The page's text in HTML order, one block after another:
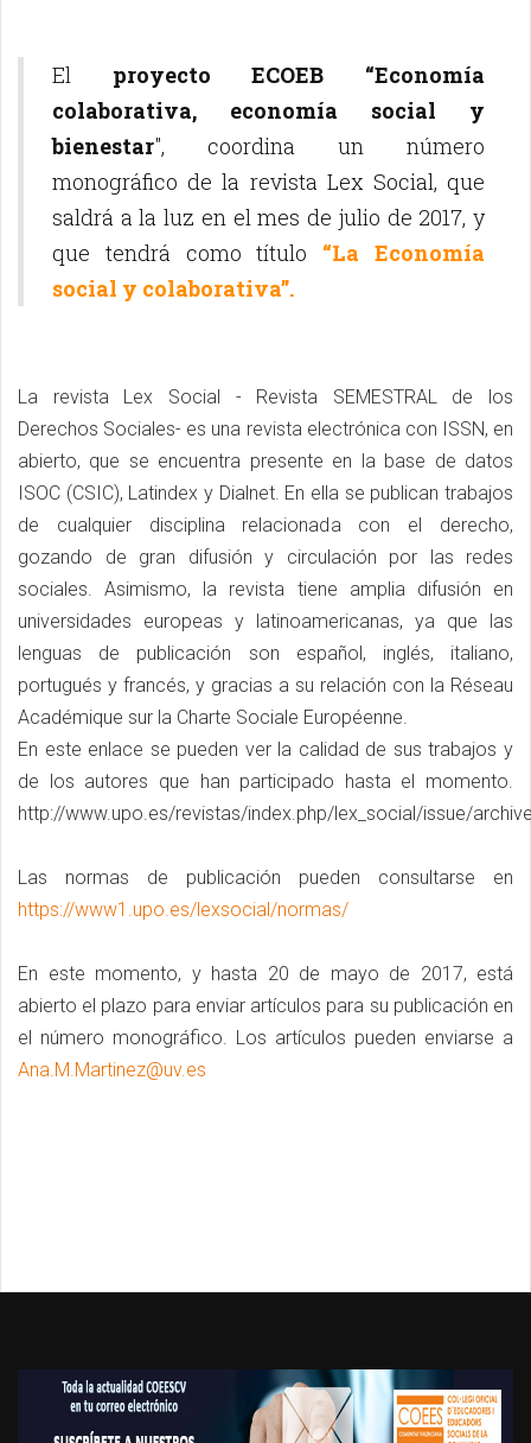
El proyecto ECOEB “Economía
colaborativa, economía social y
bienestar", coordina un número
monográfico de la revista Lex Social, que
saldrá a la luz en el mes de julio de 2017, y
que tendrá como título “La Economía
social y colaborativa”.
La revista Lex Social - Revista SEMESTRAL de los
Derechos Sociales- es una revista electrónica con ISSN, en
abierto, que se encuentra presente en la base de datos
ISOC (CSIC), Latindex y Dialnet. En ella se publican trabajos
de cualquier disciplina relacionada con el derecho,
gozando de gran difusión y circulación por las redes
sociales. Asimismo, la revista tiene amplia difusión en
universidades europeas y latinoamericanas, ya que las
lenguas de publicación son español, inglés, italiano,
portugués y francés, y gracias a su relación con la Réseau
Académique sur la Charte Sociale Européenne.
En este enlace se pueden ver la calidad de sus trabajos y
de los autores que han participado hasta el momento.
http://www.upo.es/revistas/index.php/lex_social/issue/
Las normas de publicación pueden consultarse en
https://www1.upo.es/lexsocial/normas/
En este momento, y hasta 20 de mayo de 2017, está
abierto el plazo para enviar artículos para su publicación en
el número monográfico. Los artículos pueden enviarse a
Ana.M.Martinez@uv.es